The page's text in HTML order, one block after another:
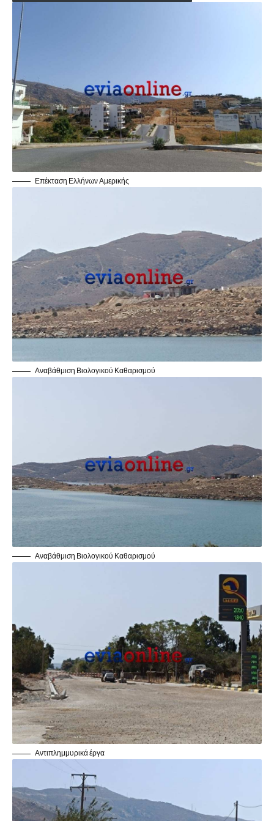
Επέκταση Ελλήνων Αμερικής
Αναβάθμιση Βιολογικού Καθαρισμού
Αναβάθμιση Βιολογικού Καθαρισμού
Αντιπλημμυρικά έργα